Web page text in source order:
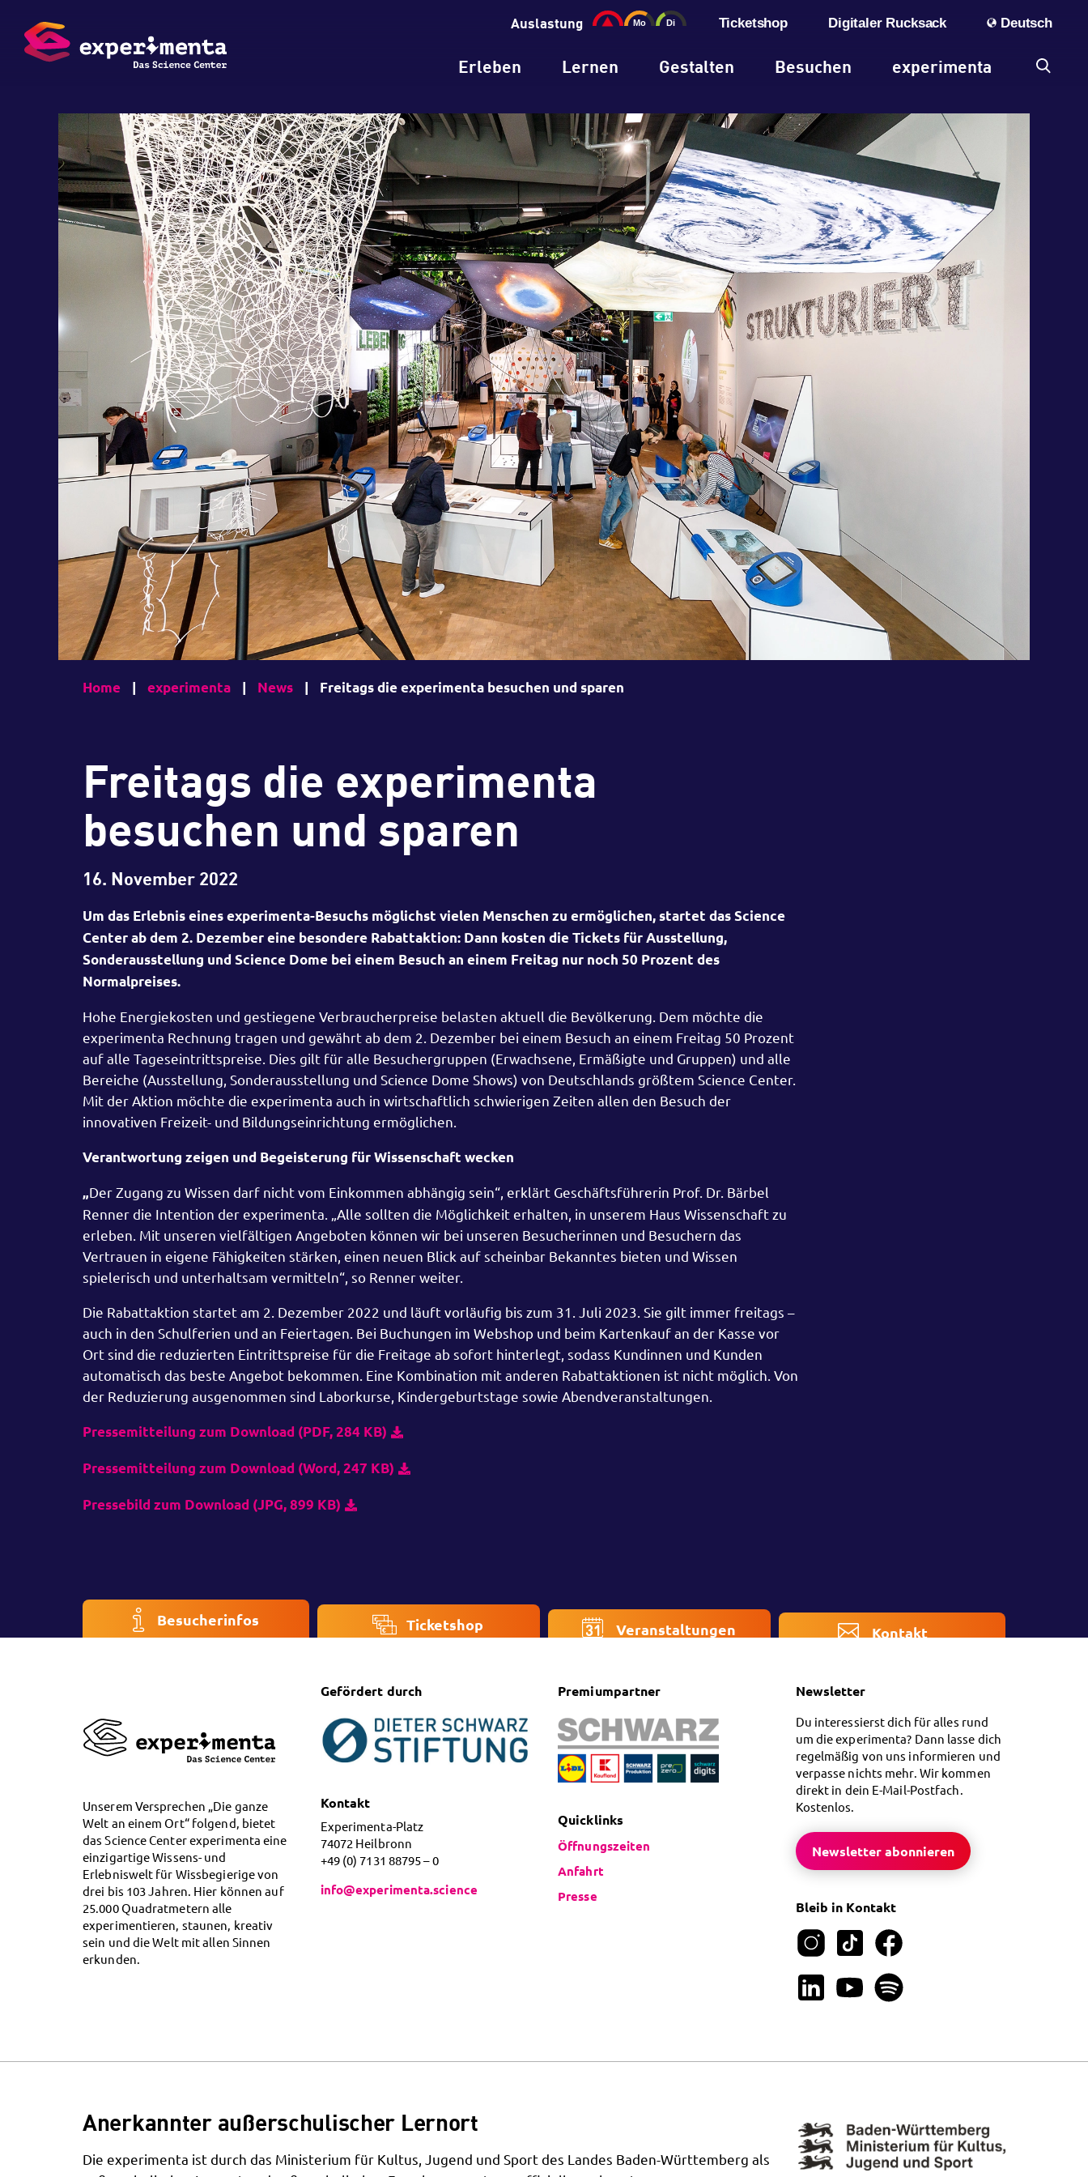
Auslastung Ticketshop Digitaler Rucksack Deutsch
Erleben Lernen Gestalten Besuchen experimenta
Home | experimenta | News | Freitags die experimenta besuchen und sparen
Freitags die experimenta
besuchen und sparen
16. November 2022
Um das Erlebnis eines experimenta-Besuchs möglichst vielen Menschen zu ermöglichen, startet das Science
Center ab dem 2. Dezember eine besondere Rabattaktion: Dann kosten die Tickets für Ausstellung,
Sonderausstellung und Science Dome bei einem Besuch an einem Freitag nur noch 50 Prozent des
Normalpreises.
Hohe Energiekosten und gestiegene Verbraucherpreise belasten aktuell die Bevölkerung. Dem möchte die
experimenta Rechnung tragen und gewährt ab dem 2. Dezember bei einem Besuch an einem Freitag 50 Prozent
auf alle Tageseintrittspreise. Dies gilt für alle Besuchergruppen (Erwachsene, Ermäßigte und Gruppen) und alle
Bereiche (Ausstellung, Sonderausstellung und Science Dome Shows) von Deutschlands größtem Science Center.
Mit der Aktion möchte die experimenta auch in wirtschaftlich schwierigen Zeiten allen den Besuch der
innovativen Freizeit- und Bildungseinrichtung ermöglichen.
Verantwortung zeigen und Begeisterung für Wissenschaft wecken
„Der Zugang zu Wissen darf nicht vom Einkommen abhängig sein“, erklärt Geschäftsführerin Prof. Dr. Bärbel
Renner die Intention der experimenta. „Alle sollten die Möglichkeit erhalten, in unserem Haus Wissenschaft zu
erleben. Mit unseren vielfältigen Angeboten können wir bei unseren Besucherinnen und Besuchern das
Vertrauen in eigene Fähigkeiten stärken, einen neuen Blick auf scheinbar Bekanntes bieten und Wissen
spielerisch und unterhaltsam vermitteln“, so Renner weiter.
Die Rabattaktion startet am 2. Dezember 2022 und läuft vorläufig bis zum 31. Juli 2023. Sie gilt immer freitags –
auch in den Schulferien und an Feiertagen. Bei Buchungen im Webshop und beim Kartenkauf an der Kasse vor
Ort sind die reduzierten Eintrittspreise für die Freitage ab sofort hinterlegt, sodass Kundinnen und Kunden
automatisch das beste Angebot bekommen. Eine Kombination mit anderen Rabattaktionen ist nicht möglich. Von
der Reduzierung ausgenommen sind Laborkurse, Kindergeburtstage sowie Abendveranstaltungen.
Pressemitteilung zum Download (PDF, 284 KB)
Pressemitteilung zum Download (Word, 247 KB)
Pressebild zum Download (JPG, 899 KB)
Besucherinfos Ticketshop Veranstaltungen Kontakt
Unserem Versprechen „Die ganze
Welt an einem Ort“ folgend, bietet
das Science Center experimenta eine
einzigartige Wissens- und
Erlebniswelt für Wissbegierige von
drei bis 103 Jahren. Hier können auf
25.000 Quadratmetern alle
experimentieren, staunen, kreativ
sein und die Welt mit allen Sinnen
erkunden.
Gefördert durch
Kontakt
Experimenta-Platz
74072 Heilbronn
+49 (0) 7131 88795 – 0
info@experimenta.science
Premiumpartner
Quicklinks
Öffnungszeiten
Anfahrt
Presse
Newsletter
Du interessierst dich für alles rund
um die experimenta? Dann lasse dich
regelmäßig von uns informieren und
verpasse nichts mehr. Wir kommen
direkt in dein E-Mail-Postfach.
Kostenlos.
Newsletter abonnieren
Bleib in Kontakt
Anerkannter außerschulischer Lernort
Die experimenta ist durch das Ministerium für Kultus, Jugend und Sport des Landes Baden-Württemberg als